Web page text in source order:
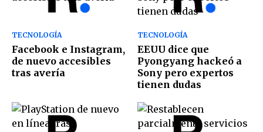
TECNOLOGÍA
Facebook e Instagram,
de nuevo accesibles
tras avería
TECNOLOGÍA
EEUU dice que
Pyongyang hackeó a
Sony pero expertos
tienen dudas